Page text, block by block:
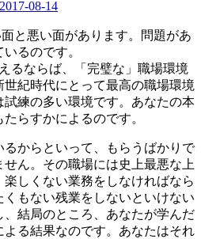
2017-08-14
と悪い面があります。問題があ
るのです。
るならば、「完璧な」職場環境
紀時代にとって最高の職場環境
練の多い環境です。あなたの本
らすかによるのです。
からといって、もらうばかりで
ん。その職場には史上最悪な上
しくない業務をしなければなら
もない残業をしないといけない
結局のところ、あなたが学んだ
る結果なのです。あなたはそれ